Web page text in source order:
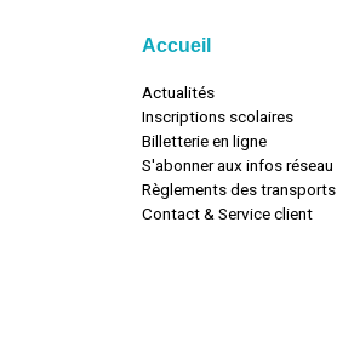
Accueil
Actualités
Inscriptions scolaires
Billetterie en ligne
S'abonner aux infos réseau
Règlements des transports
Contact & Service client